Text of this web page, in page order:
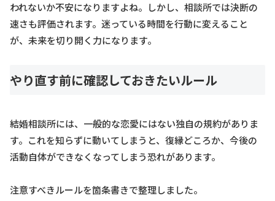
われないか不安になりますよね。しかし、相談所では決断の
速さも評価されます。迷っている時間を行動に変えること
が、未来を切り開く力になります。
やり直す前に確認しておきたいルール
結婚相談所には、一般的な恋愛にはない独自の規約がありま
す。これを知らずに動いてしまうと、復縁どころか、今後の
活動自体ができなくなってしまう恐れがあります。
注意すべきルールを箇条書きで整理しました。